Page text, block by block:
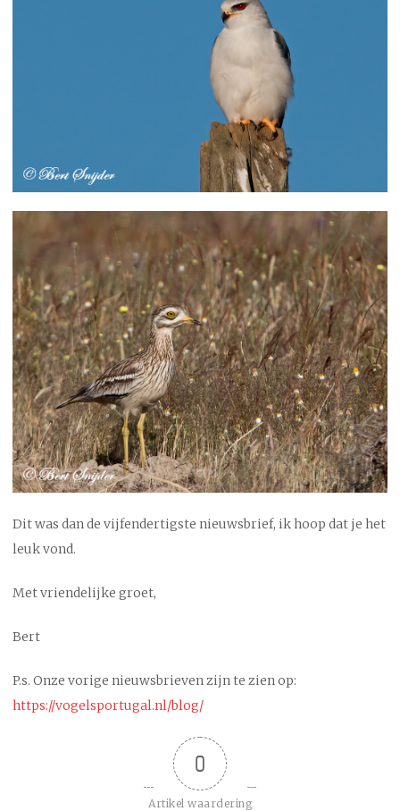
Dit was dan de vijfendertigste nieuwsbrief, ik hoop dat je het
leuk vond.
Met vriendelijke groet,
Bert
P.s. Onze vorige nieuwsbrieven zijn te zien op:
https://vogelsportugal.nl/blog/
0
Artikel waardering